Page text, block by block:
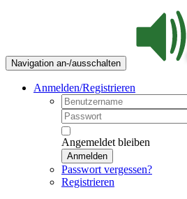
Navigation an-/ausschalten
Anmelden/Registrieren
Angemeldet bleiben
Anmelden
Passwort vergessen?
Registrieren